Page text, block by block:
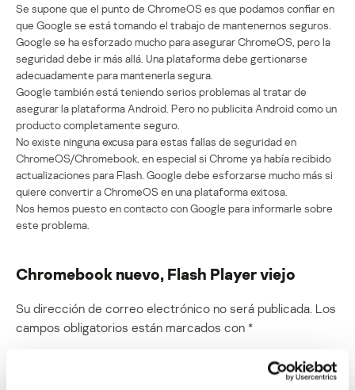
Se supone que el punto de ChromeOS es que podamos confiar en
que Google se está tomando el trabajo de mantenernos seguros.
Google se ha esforzado mucho para asegurar ChromeOS, pero la
seguridad debe ir más allá. Una plataforma debe gertionarse
adecuadamente para mantenerla segura.
Google también está teniendo serios problemas al tratar de
asegurar la plataforma Android. Pero no publicita Android como un
producto completamente seguro.
No existe ninguna excusa para estas fallas de seguridad en
ChromeOS/Chromebook, en especial si Chrome ya había recibido
actualizaciones para Flash. Google debe esforzarse mucho más si
quiere convertir a ChromeOS en una plataforma exitosa.
Nos hemos puesto en contacto con Google para informarle sobre
este problema.
Chromebook nuevo, Flash Player viejo
Su dirección de correo electrónico no será publicada. Los
campos obligatorios están marcados con *